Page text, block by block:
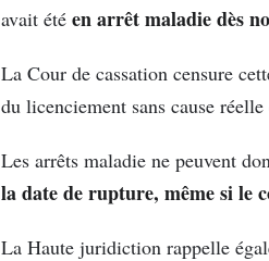
avait été en arrêt maladie dès
La Cour de cassation censure
du licenciement sans cause
Les arrêts maladie ne peuvent
la date de rupture, même si le
La Haute juridiction rappelle